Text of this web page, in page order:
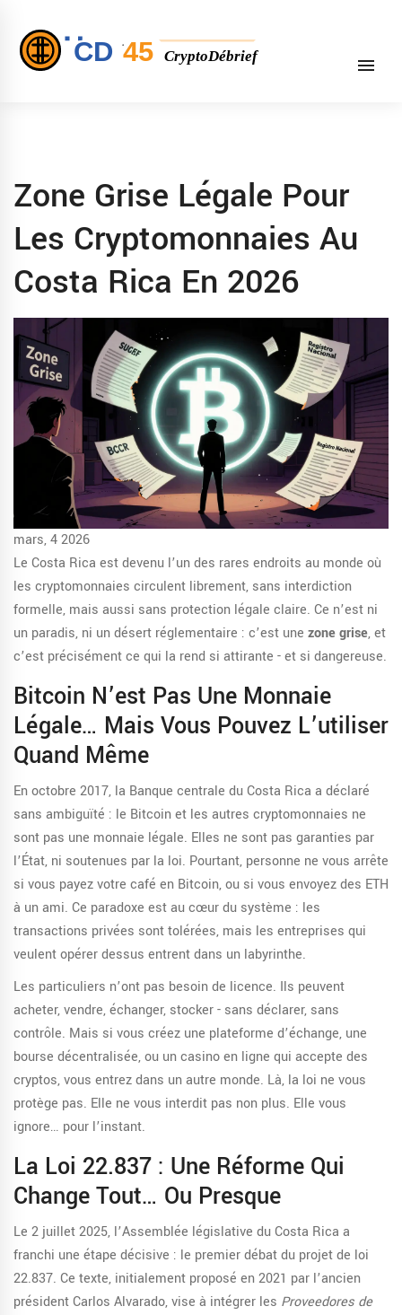
Zone Grise Légale Pour
Les Cryptomonnaies Au
Costa Rica En 2026
mars, 4 2026
Le Costa Rica est devenu l’un des rares endroits au monde où
les cryptomonnaies circulent librement, sans interdiction
formelle, mais aussi sans protection légale claire. Ce n’est ni
un paradis, ni un désert réglementaire : c’est une zone grise, et
c’est précisément ce qui la rend si attirante - et si dangereuse.
Bitcoin N’est Pas Une Monnaie
Légale… Mais Vous Pouvez L’utiliser
Quand Même
En octobre 2017, la Banque centrale du Costa Rica a déclaré
sans ambiguïté : le Bitcoin et les autres cryptomonnaies ne
sont pas une monnaie légale. Elles ne sont pas garanties par
l’État, ni soutenues par la loi. Pourtant, personne ne vous arrête
si vous payez votre café en Bitcoin, ou si vous envoyez des ETH
à un ami. Ce paradoxe est au cœur du système : les
transactions privées sont tolérées, mais les entreprises qui
veulent opérer dessus entrent dans un labyrinthe.
Les particuliers n’ont pas besoin de licence. Ils peuvent
acheter, vendre, échanger, stocker - sans déclarer, sans
contrôle. Mais si vous créez une plateforme d’échange, une
bourse décentralisée, ou un casino en ligne qui accepte des
cryptos, vous entrez dans un autre monde. Là, la loi ne vous
protège pas. Elle ne vous interdit pas non plus. Elle vous
ignore… pour l’instant.
La Loi 22.837 : Une Réforme Qui
Change Tout… Ou Presque
Le 2 juillet 2025, l’Assemblée législative du Costa Rica a
franchi une étape décisive : le premier débat du projet de loi
22.837. Ce texte, initialement proposé en 2021 par l’ancien
président Carlos Alvarado, vise à intégrer les Proveedores de